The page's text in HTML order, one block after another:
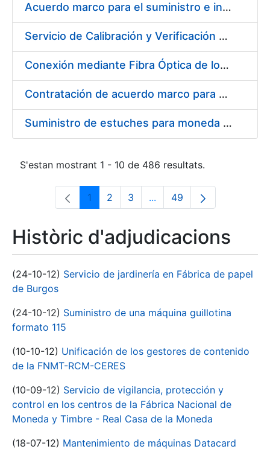
Acuerdo marco para el suministro e instalación de persianas, estores y otros complementos
Servicio de Calibración y Verificación Externa de los Equipos de Medición del Servicio de Prevención de la FNMT-RCM
Conexión mediante Fibra Óptica de los Centros de Proceso de Datos (CPDs) de las sedes de la FNMT-RCM de Burgos y Madrid
Contratación de acuerdo marco para el Suministro de Material de Electricidad para la Fábrica Nacional de Moneda y Timbre-Real Casa de la Moneda en su centro de trabajo de Burgos
Suministro de estuches para moneda de 30 €
S'estan mostrant 1 - 10 de 486 resultats.
Pàgina
1 Pàgina
2 Pàgina
3 ...Pàgines intermèdies
Pàgina
49
Històric d'adjudicacions
(24-10-12) Servicio de jardinería en Fábrica de papel
de Burgos
(24-10-12) Suministro de una máquina guillotina
formato 115
(10-10-12) Unificación de los gestores de contenido
de la FNMT-RCM-CERES
(10-09-12) Servicio de vigilancia, protección y
control en los centros de la Fábrica Nacional de
Moneda y Timbre - Real Casa de la Moneda
(18-07-12) Mantenimiento de máquinas Datacard